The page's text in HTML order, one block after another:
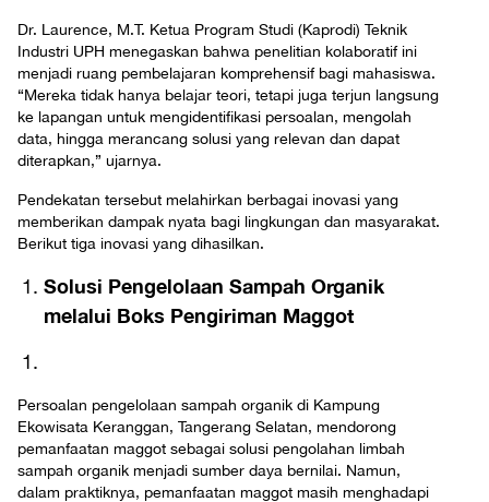
Dr. Laurence, M.T. Ketua Program Studi (Kaprodi) Teknik
Industri UPH menegaskan bahwa penelitian kolaboratif ini
menjadi ruang pembelajaran komprehensif bagi mahasiswa.
“Mereka tidak hanya belajar teori, tetapi juga terjun langsung
ke lapangan untuk mengidentifikasi persoalan, mengolah
data, hingga merancang solusi yang relevan dan dapat
diterapkan,” ujarnya.
Pendekatan tersebut melahirkan berbagai inovasi yang
memberikan dampak nyata bagi lingkungan dan masyarakat.
Berikut tiga inovasi yang dihasilkan.
Solusi Pengelolaan Sampah Organik
melalui Boks Pengiriman Maggot
Persoalan pengelolaan sampah organik di Kampung
Ekowisata Keranggan, Tangerang Selatan, mendorong
pemanfaatan maggot sebagai solusi pengolahan limbah
sampah organik menjadi sumber daya bernilai. Namun,
dalam praktiknya, pemanfaatan maggot masih menghadapi